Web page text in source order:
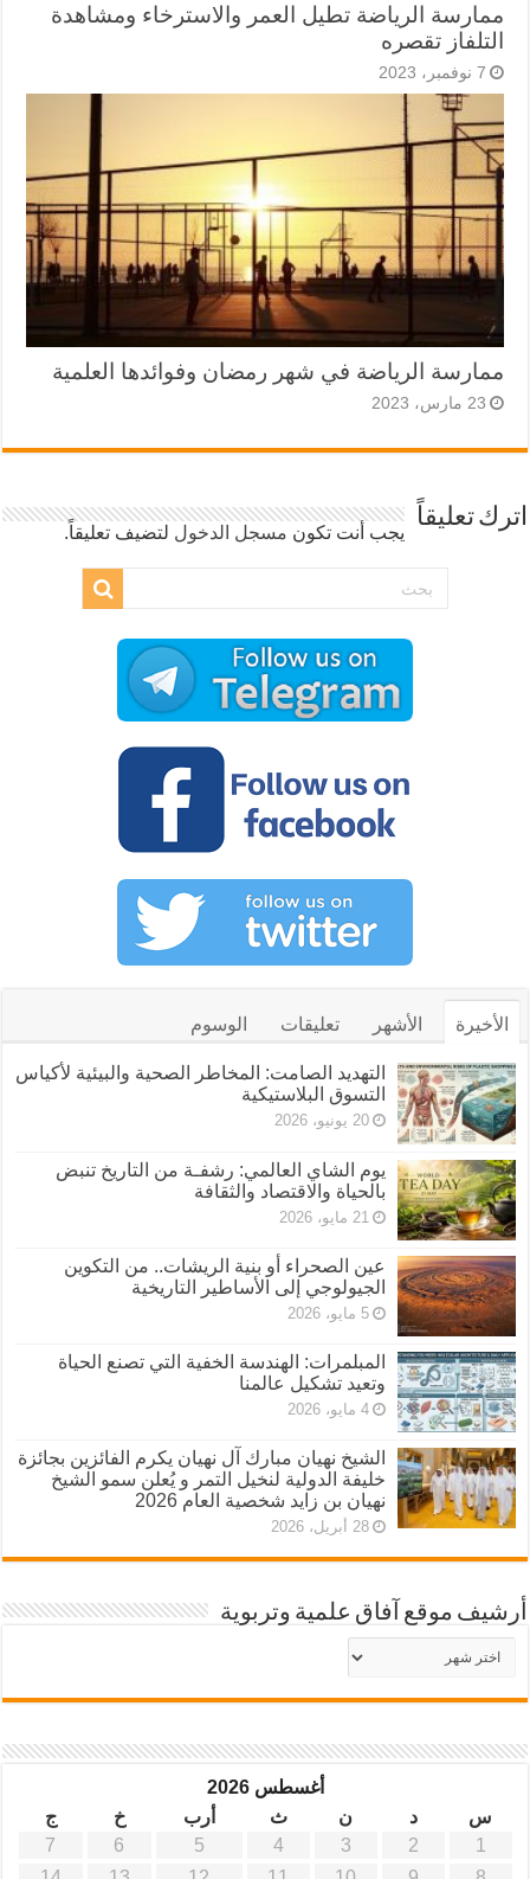
ممارسة الرياضة تطيل العمر والاسترخاء ومشاهدة
التلفاز تقصره
7 نوفمبر، 2023
ممارسة الرياضة في شهر رمضان وفوائدها العلمية
23 مارس، 2023
اترك تعليقاً
يجب أنت تكون مسجل الدخول لتضيف تعليقاً.
الأخيرة الأشهر تعليقات الوسوم
التهديد الصامت: المخاطر الصحية والبيئية لأكياس
التسوق البلاستيكية
20 يونيو، 2026
يوم الشاي العالمي: رشفـة من التاريخ تنبض
بالحياة والاقتصاد والثقافة
21 مايو، 2026
عين الصحراء أو بنية الريشات.. من التكوين
الجيولوجي إلى الأساطير التاريخية
5 مايو، 2026
المبلمرات: الهندسة الخفية التي تصنع الحياة
وتعيد تشكيل عالمنا
4 مايو، 2026
الشيخ نهيان مبارك آل نهيان يكرم الفائزين بجائزة
خليفة الدولية لنخيل التمر و يُعلن سمو الشيخ
نهيان بن زايد شخصية العام 2026
28 أبريل، 2026
أرشيف موقع آفاق علمية وتربوية
أرشيف
موقع
أغسطس 2026
س
د ن ث أرب خ
ج
1
2
3
4
5
6
7